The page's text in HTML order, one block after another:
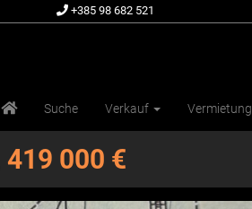
+385 98 682 521
Suche Verkauf Vermietung
419 000 €